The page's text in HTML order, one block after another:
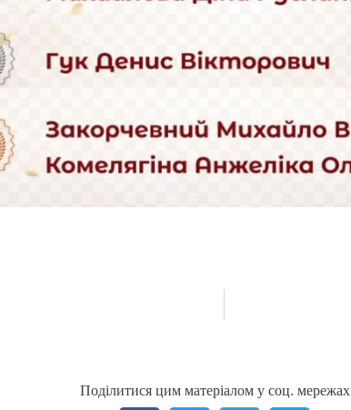
Поділитися цим матеріалом у соц. мережах